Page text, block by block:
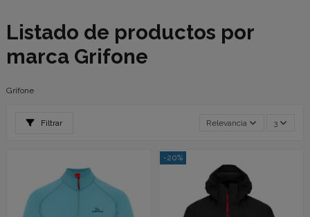
Listado de productos por
marca Grifone
Grifone
Filtrar Relevancia 3
-20%